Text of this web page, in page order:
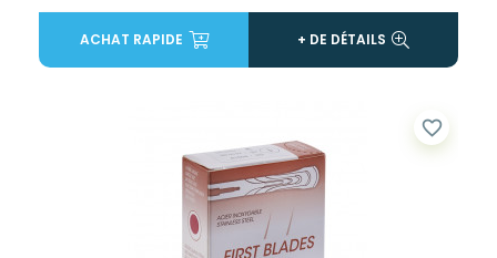
ACHAT RAPIDE + DE DÉTAILS
favorite_border